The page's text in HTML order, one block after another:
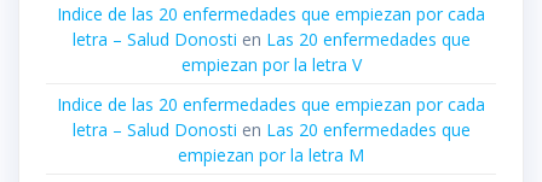
Indice de las 20 enfermedades que empiezan por cada
letra – Salud Donosti en Las 20 enfermedades que
empiezan por la letra V
Indice de las 20 enfermedades que empiezan por cada
letra – Salud Donosti en Las 20 enfermedades que
empiezan por la letra M